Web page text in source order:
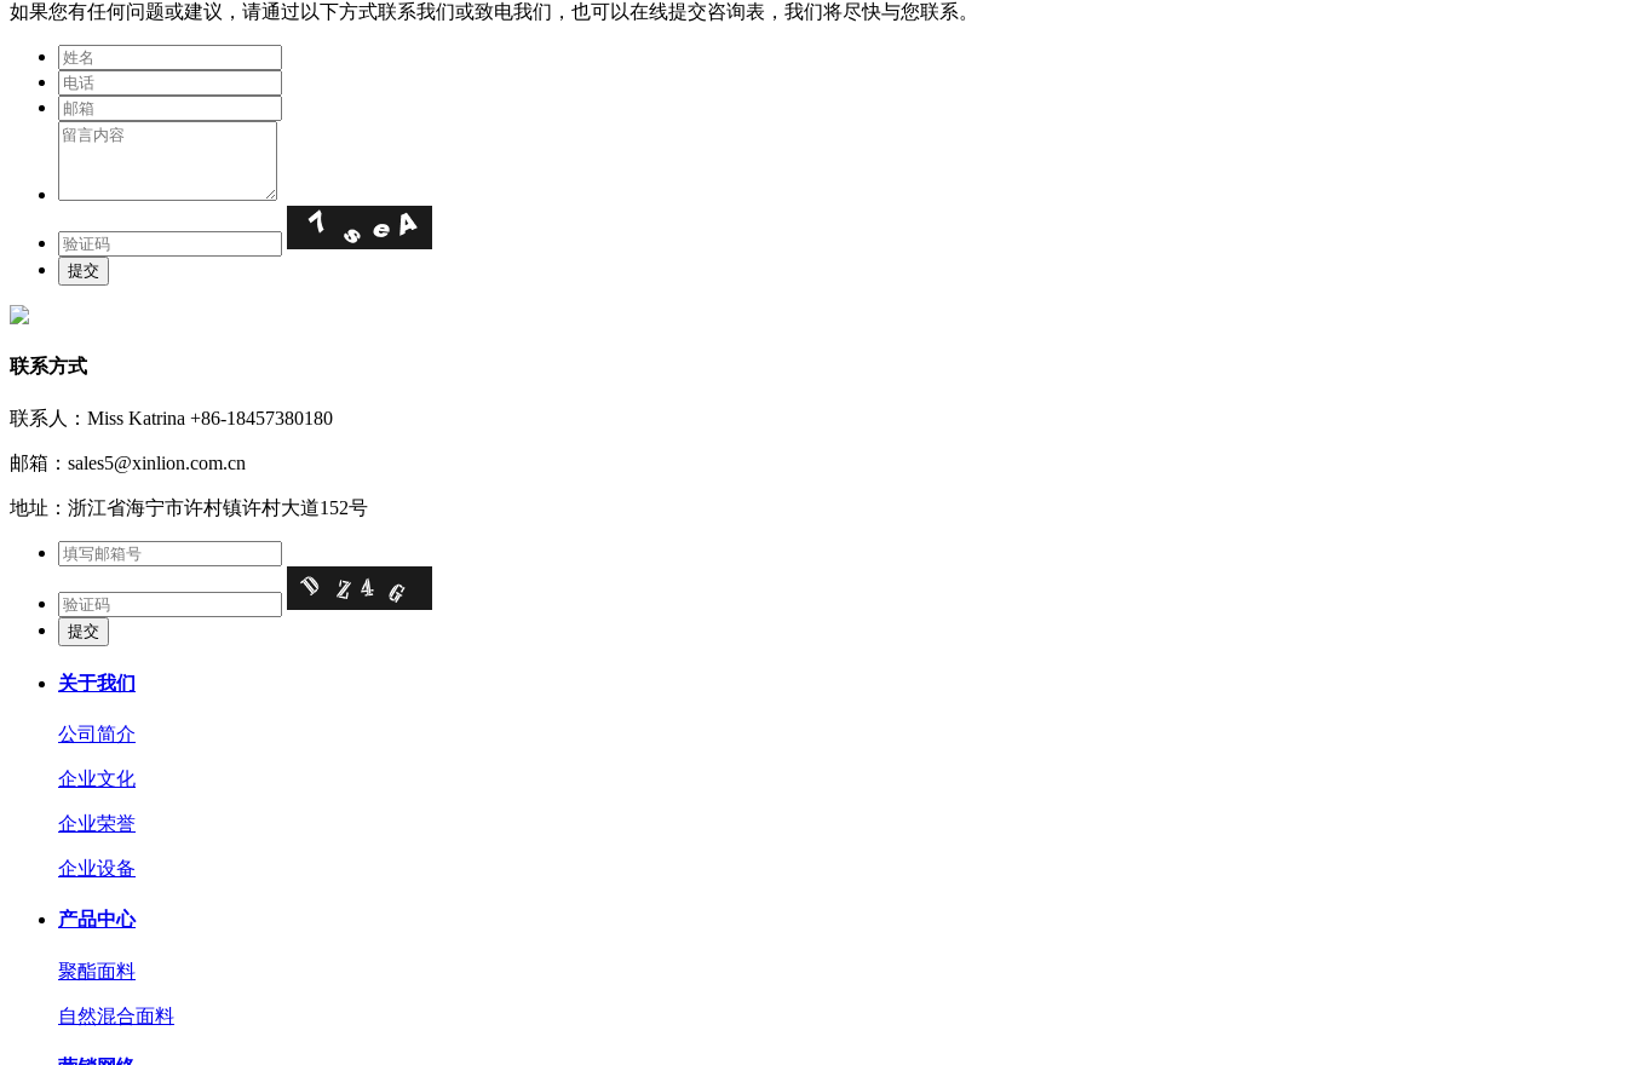
如果您有任何问题或建议，请通过以下方式联系我们或致电我们，也可以在线提交咨询表，我们将尽快与您联系。
联系方式
联系人：Miss Katrina +86-18457380180
邮箱：sales5@xinlion.com.cn
地址：浙江省海宁市许村镇许村大道152号
关于我们
公司简介
企业文化
企业荣誉
企业设备
产品中心
聚酯面料
自然混合面料